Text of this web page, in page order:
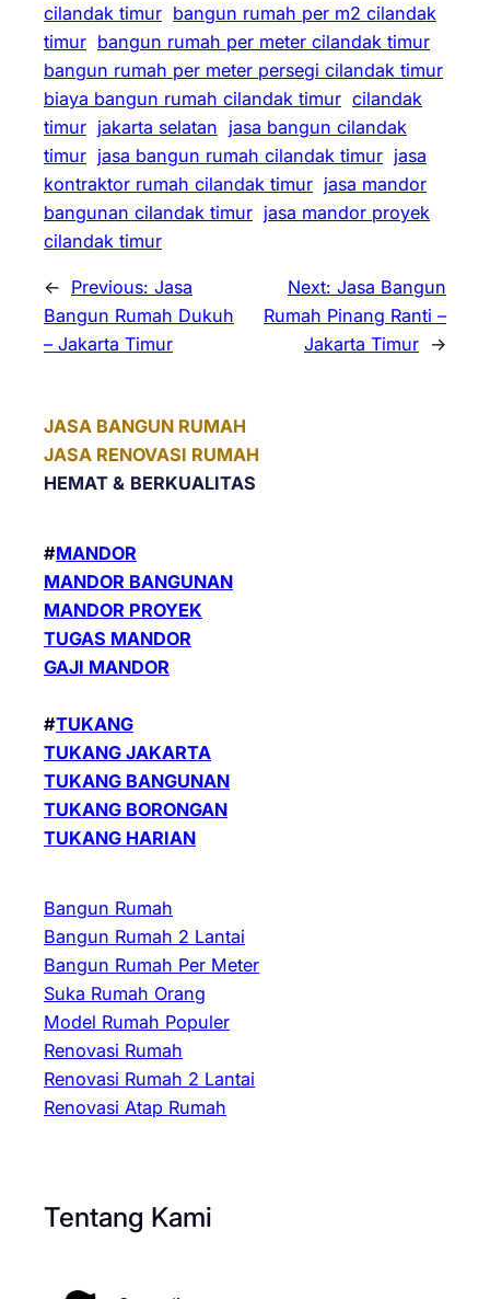
cilandak timur bangun rumah per m2 cilandak
timur bangun rumah per meter cilandak timur
bangun rumah per meter persegi cilandak timur
biaya bangun rumah cilandak timur cilandak
timur jakarta selatan jasa bangun cilandak
timur jasa bangun rumah cilandak timur jasa
kontraktor rumah cilandak timur jasa mandor
bangunan cilandak timur jasa mandor proyek
cilandak timur
← Previous: Jasa
Bangun Rumah Dukuh
– Jakarta Timur
Next: Jasa Bangun
Rumah Pinang Ranti –
Jakarta Timur →
JASA BANGUN RUMAH
JASA RENOVASI RUMAH
HEMAT & BERKUALITAS
#MANDOR
MANDOR BANGUNAN
MANDOR PROYEK
TUGAS MANDOR
GAJI MANDOR
#TUKANG
TUKANG JAKARTA
TUKANG BANGUNAN
TUKANG BORONGAN
TUKANG HARIAN
Bangun Rumah
Bangun Rumah 2 Lantai
Bangun Rumah Per Meter
Suka Rumah Orang
Model Rumah Populer
Renovasi Rumah
Renovasi Rumah 2 Lantai
Renovasi Atap Rumah
Tentang Kami